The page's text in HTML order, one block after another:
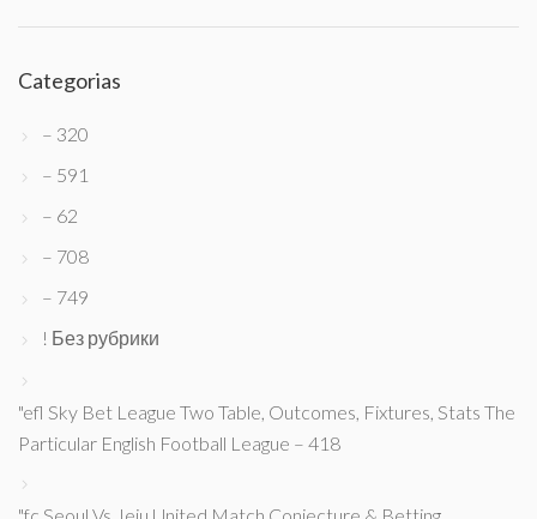
Categorias
– 320
– 591
– 62
– 708
– 749
! Без рубрики
"efl Sky Bet League Two Table, Outcomes, Fixtures, Stats The
Particular English Football League – 418